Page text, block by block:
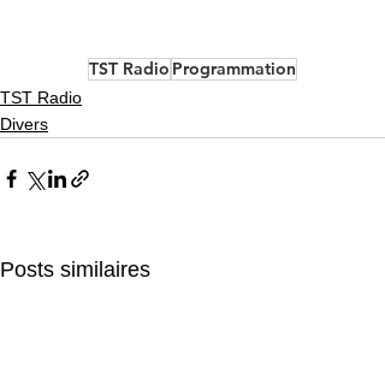
TST Radio Programmation
TST Radio
Divers
Posts similaires